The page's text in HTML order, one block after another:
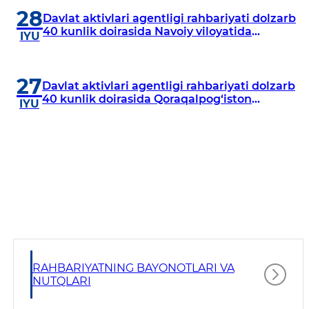
28
IYU
Davlat aktivlari agentligi rahbariyati dolzarb
40 kunlik doirasida Navoiy viloyatida
27
IYU
Davlat aktivlari agentligi rahbariyati dolzarb
40 kunlik doirasida Qoraqalpog‘iston
RAHBARIYATNING BAYONOTLARI VA
NUTQLARI